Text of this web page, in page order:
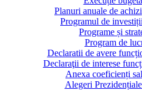
Planuri anuale de
Programul de
Programe și
Program de
Declaratii de avere
Declaraţii de interese
Anexa coeficienți
Alegeri